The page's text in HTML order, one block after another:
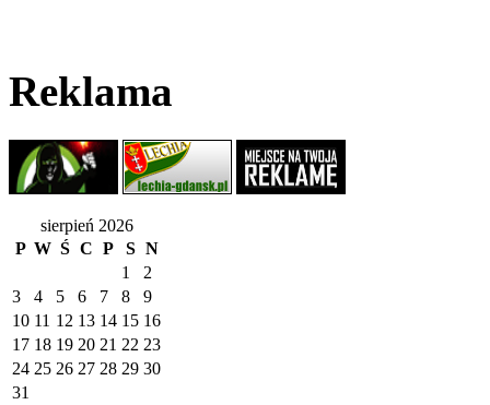
Reklama
sierpień 2026
P W Ś C P S N
1
2
3
4 5 6 7 8
9
10 11 12 13 14 15 16
17 18 19 20 21 22 23
24 25 26 27 28 29 30
31